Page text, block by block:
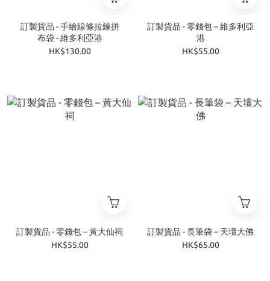
訂製貨品 - 手繪線條拉鍊拼
布袋 - 維多利亞港
HK$130.00
訂製貨品 - 零錢包 – 維多利亞
港
HK$55.00
訂製貨品 - 零錢包 – 黃大仙祠
HK$55.00
訂製貨品 - 長筆袋 – 天壇大佛
HK$65.00